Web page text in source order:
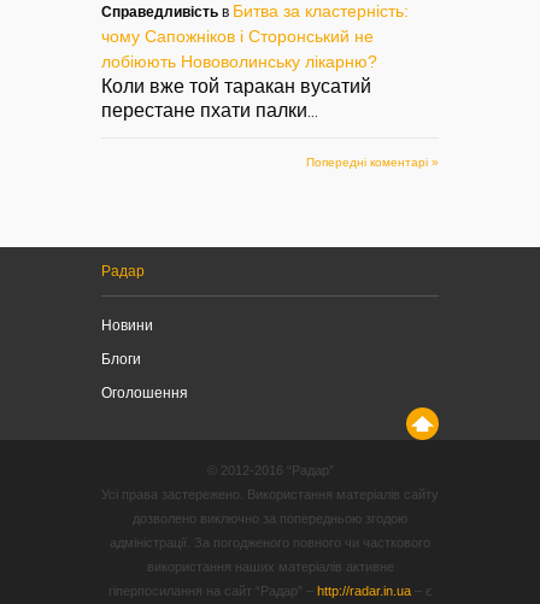
Справедливість в Битва за кластерність:
чому Сапожніков і Сторонський не
лобіюють Нововолинську лікарню?
Коли вже той таракан вусатий
перестане пхати палки...
Попередні коментарі »
Радар
Новини
Блоги
Оголошення
© 2012-2016 “Радар”
Усі права застережено. Використання матеріалів сайту
дозволено виключно за попередньою згодою
адміністрації. За погодженого повного чи часткового
використання наших матеріалів активне
гіперпосилання на сайт “Радар” – http://radar.in.ua– є